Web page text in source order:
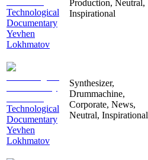
Technological
Documentary
Yevhen
Lokhmatov
Production, Neutral,
Inspirational
Technological
Documentary
Yevhen
Lokhmatov
Synthesizer,
Drummachine,
Corporate, News,
Neutral, Inspirational